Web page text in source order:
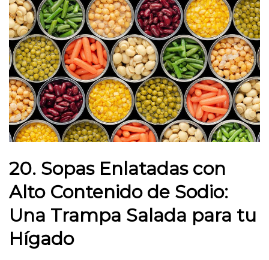
20. Sopas Enlatadas con
Alto Contenido de Sodio:
Una Trampa Salada para tu
Hígado